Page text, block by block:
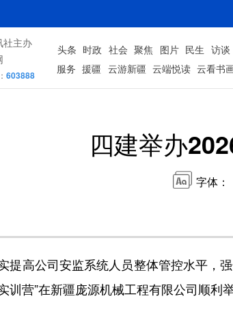
社主办
603888
头条 时政 社会 聚焦 图片 民生 访谈
服务 援疆 云游新疆 云端悦读 云看书
四建举办
字体：
高公司安监系统人员整体管控水平，强
训营”在新疆庞源机械工程有限公司顺利举